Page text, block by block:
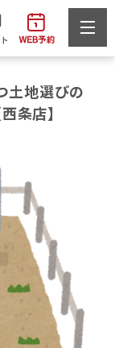
土地選びの
条店】